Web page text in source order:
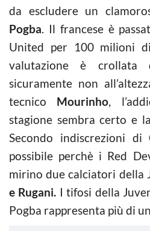
da escludere un
Pogba. Il francese è
United per 100 milioni
valutazione è crollata
sicuramente non
tecnico Mourinho,
stagione sembra certo e
Secondo indiscrezioni di
possibile perchè i Red
mirino due calciatori della
e Rugani. I tifosi della
Pogba rappresenta più di